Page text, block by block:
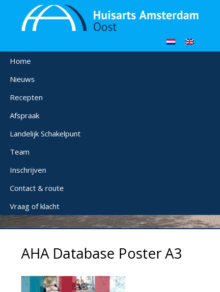
Home
Nieuws
Recepten
Afspraak
Landelijk Schakelpunt
Team
Inschrijven
Contact & route
Vraag of klacht
AHA Database Poster A3